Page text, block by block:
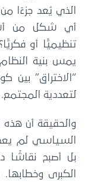
الذي يُعد جزءًا من
أي شكل من
تنظيميًّا أو
يمس بنية النظام
“الاختراق” بين
لتعددية المجتمع.
والحقيقة أن هذه
السياسي لم يعد
بل أصبح نقاشًا
الكبرى وخطابها.